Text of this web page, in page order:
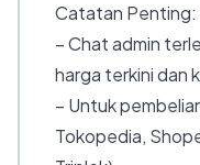
Catatan Penting:
– Chat admin
harga terkini dan
– Untuk
Tokopedia,